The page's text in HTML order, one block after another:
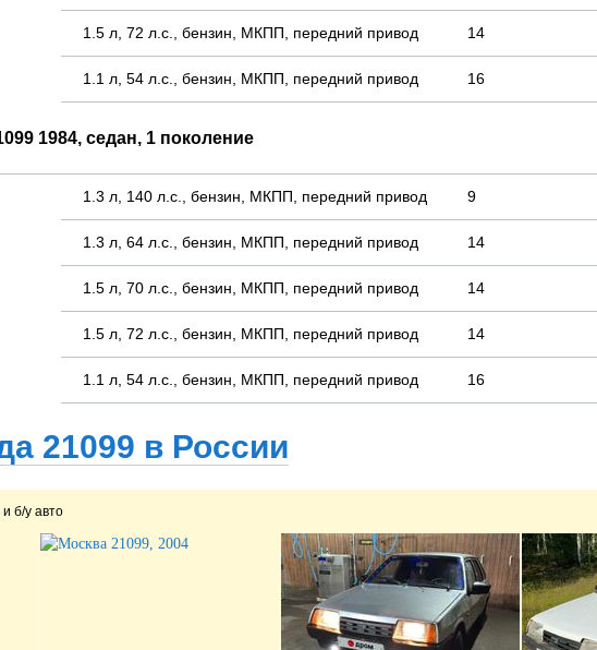
1.5 л, 72 л.с., бензин, МКПП, передний привод 14
1.1 л, 54 л.с., бензин, МКПП, передний привод 16
1984, седан, 1 поколение
1.3 л, 140 л.с., бензин, МКПП, передний привод 9
1.3 л, 64 л.с., бензин, МКПП, передний привод 14
1.5 л, 70 л.с., бензин, МКПП, передний привод 14
1.5 л, 72 л.с., бензин, МКПП, передний привод 14
1.1 л, 54 л.с., бензин, МКПП, передний привод 16
21099 в России
б/у авто